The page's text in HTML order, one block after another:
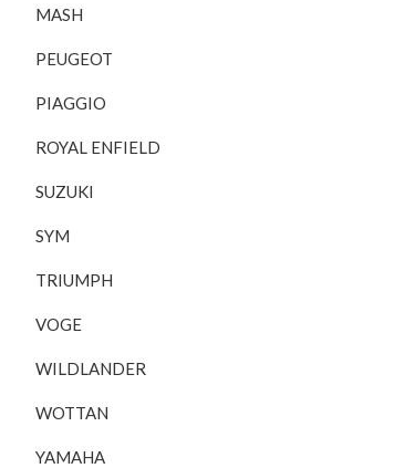
MASH
PEUGEOT
PIAGGIO
ROYAL ENFIELD
SUZUKI
SYM
TRIUMPH
VOGE
WILDLANDER
WOTTAN
YAMAHA